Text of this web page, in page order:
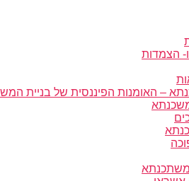
הצמדות
– האומנות הפיננסית של בניית